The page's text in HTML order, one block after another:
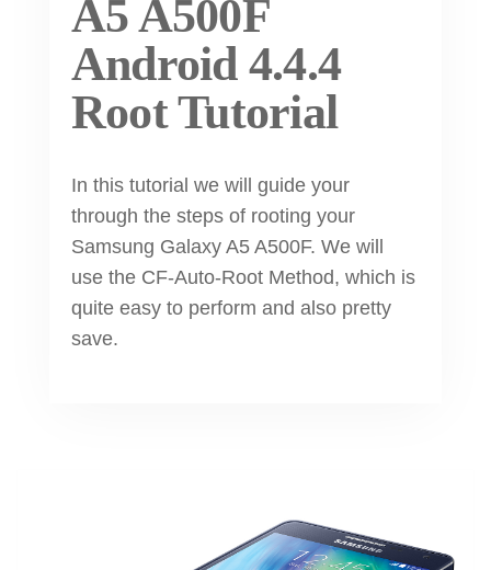
A5 A500F
Android 4.4.4
Root Tutorial
In this tutorial we will guide your
through the steps of rooting your
Samsung Galaxy A5 A500F. We will
use the CF-Auto-Root Method, which is
quite easy to perform and also pretty
save.